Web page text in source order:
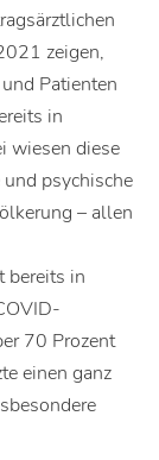
zeigen,
Patienten
in
wiesen diese
psychische
– allen
bereits in
70 Prozent
einen ganz